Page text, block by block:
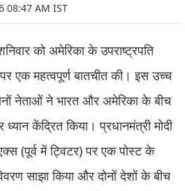
08:47 AM IST
को अमेरिका के उपराष्ट्रपति
एक महत्वपूर्ण बातचीत की। इस उच्च
नेताओं ने भारत और अमेरिका के बीच
केंद्रित किया। प्रधानमंत्री मोदी
(पूर्व में ट्विटर) पर एक पोस्ट के
साझा किया और दोनों देशों के बीच